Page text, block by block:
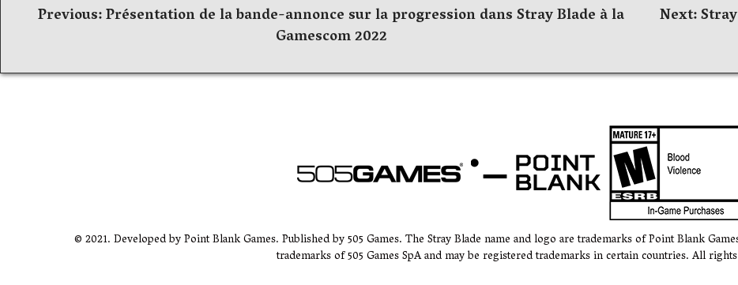
Navigation
l’article
Previous:Présentation de la bande-annonce sur la progression dans Stray Blade à la
Gamescom 2022
Next:
© 2021. Developed by Point Blank Games. Published by 505 Games. The Stray Blade name and logo are trademarks of Point Blank
trademarks of 505 Games SpA and may be registered trademarks in certain countries. All